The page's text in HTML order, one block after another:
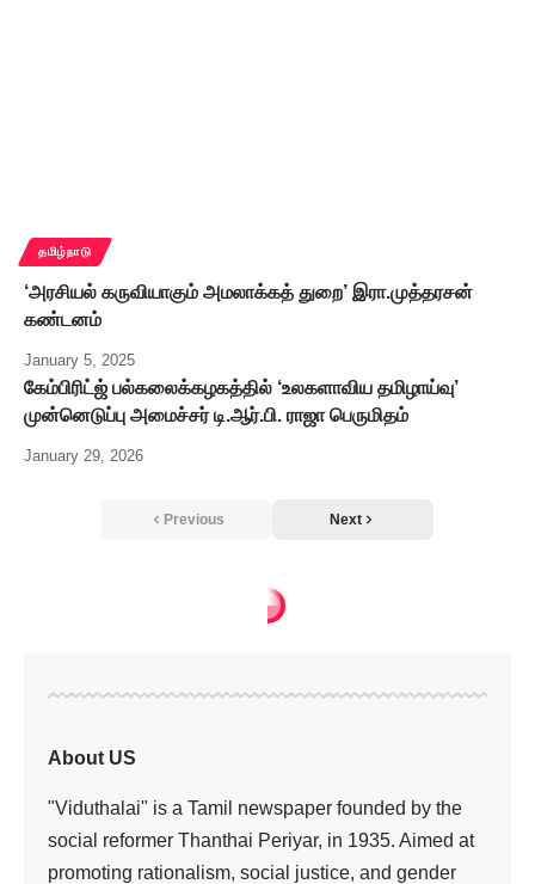
தமிழ்நாடு
‘அரசியல் கருவியாகும் அமலாக்கத் துறை’ இரா.முத்தரசன்
கண்டனம்
January 5, 2025
கேம்பிரிட்ஜ் பல்கலைக்கழகத்தில் ‘உலகளாவிய தமிழாய்வு’
முன்னெடுப்பு அமைச்சர் டி.ஆர்.பி. ராஜா பெருமிதம்
January 29, 2026
Previous Next
About US
"Viduthalai" is a Tamil newspaper founded by the
social reformer Thanthai Periyar, in 1935. Aimed at
promoting rationalism, social justice, and gender